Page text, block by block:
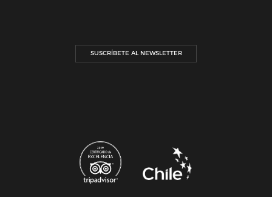
SUSCRÍBETE AL NEWSLETTER